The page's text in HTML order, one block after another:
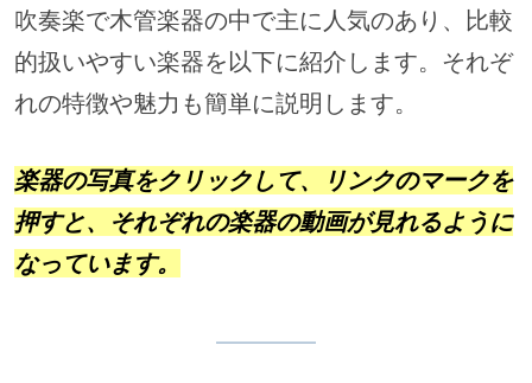
吹奏楽で木管楽器の中で主に人気のあり、比較
的扱いやすい楽器を以下に紹介します。それぞ
れの特徴や魅力も簡単に説明します。
楽器の写真をクリックして、リンクのマークを
押すと、
それぞれの楽器の動画が見れるように
なっています。